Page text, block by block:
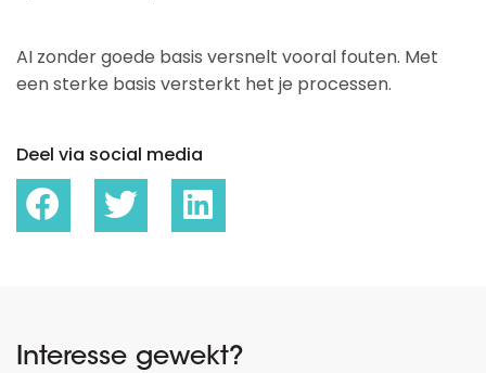
AI zonder goede basis versnelt vooral fouten. Met
een sterke basis versterkt het je processen.
Deel via social media
Interesse gewekt?